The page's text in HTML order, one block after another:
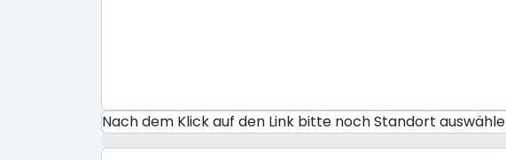
Nach dem Klick auf den Link bitte noch Standort